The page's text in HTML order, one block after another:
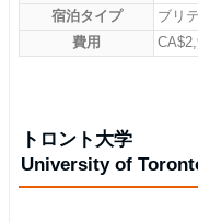
宿泊タイプ
ブリ
費用
トロント大学
University of